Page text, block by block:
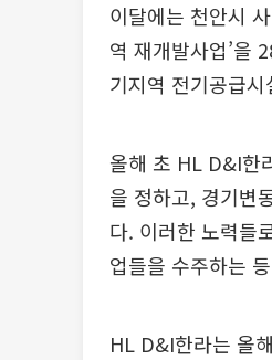
이달에는 천안시
역 재개발사업’을
기지역 전기공급
올해 초 HL D&I한
을 정하고, 경기변
다. 이러한 노력들
업들을 수주하는
HL D&I한라는 올